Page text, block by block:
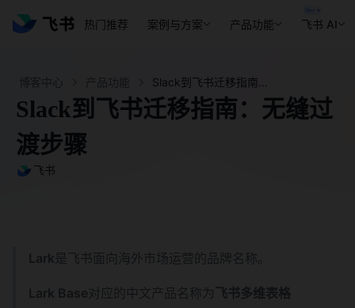
热门推荐 案例与方案 产品功能 飞书 AI
Slack到飞书迁移指南：无缝过
渡步骤
飞书
Lark是飞书面向海外市场运营的品牌名称。
Lark Base对应的中文产品名称为 飞书多维表格